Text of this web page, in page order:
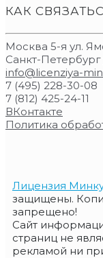
КАК
Москва 5-я ул.
Санкт-Петербург
info@licenziya-
7 (495) 228-30-08
7 (812) 425-24-11
ВКонтакте
Политика
Лицензия
защищены.
запрещено!
Сайт
страниц не
рекламой ни